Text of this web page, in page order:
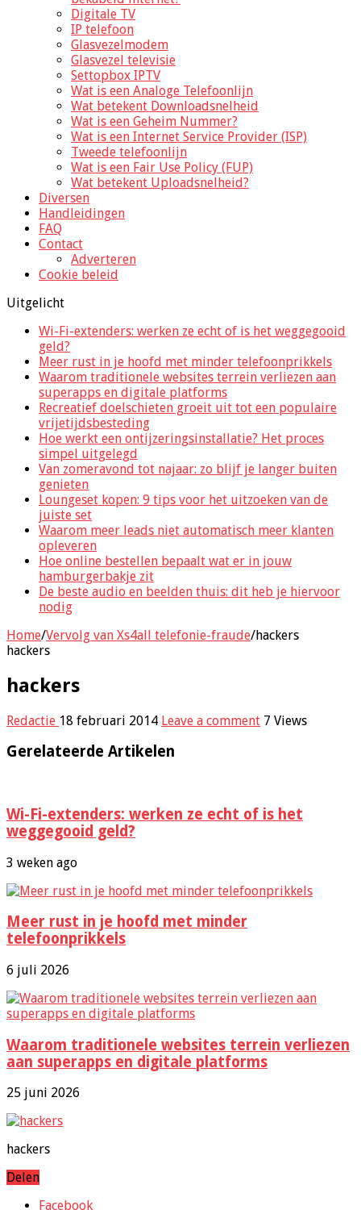
Digitale TV
IP telefoon
Glasvezelmodem
Glasvezel televisie
Settopbox IPTV
Wat is een Analoge Telefoonlijn
Wat betekent Downloadsnelheid
Wat is een Geheim Nummer?
Wat is een Internet Service Provider (ISP)
Tweede telefoonlijn
Wat is een Fair Use Policy (FUP)
Wat betekent Uploadsnelheid?
Diversen
Handleidingen
FAQ
Contact
Adverteren
Cookie beleid
Uitgelicht
Wi-Fi-extenders: werken ze echt of is het weggegooid
geld?
Meer rust in je hoofd met minder telefoonprikkels
Waarom traditionele websites terrein verliezen aan
superapps en digitale platforms
Recreatief doelschieten groeit uit tot een populaire
vrijetijdsbesteding
Hoe werkt een ontijzeringsinstallatie? Het proces
simpel uitgelegd
Van zomeravond tot najaar: zo blijf je langer buiten
genieten
Loungeset kopen: 9 tips voor het uitzoeken van de
juiste set
Waarom meer leads niet automatisch meer klanten
opleveren
Hoe online bestellen bepaalt wat er in jouw
hamburgerbakje zit
De beste audio en beelden thuis: dit heb je hiervoor
nodig
Home/Vervolg van Xs4all telefonie-fraude/hackers
hackers
hackers
Redactie 18 februari 2014 Leave a comment 7 Views
Gerelateerde Artikelen
Wi-Fi-extenders: werken ze echt of is het
weggegooid geld?
3 weken ago
Meer rust in je hoofd met minder
telefoonprikkels
6 juli 2026
Waarom traditionele websites terrein verliezen
aan superapps en digitale platforms
25 juni 2026
hackers
Delen
Facebook